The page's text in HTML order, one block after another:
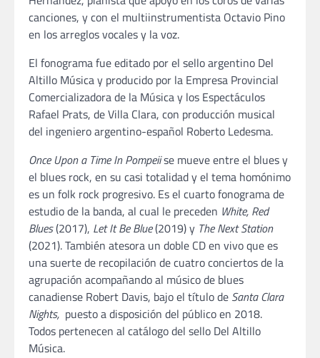
canciones, y con el multiinstrumentista Octavio Pino
en los arreglos vocales y la voz.
El fonograma fue editado por el sello argentino Del
Altillo Música y producido por la Empresa Provincial
Comercializadora de la Música y los Espectáculos
Rafael Prats, de Villa Clara, con producción musical
del ingeniero argentino-español Roberto Ledesma.
Once Upon a Time In Pompeiise mueve entre el blues y
el blues rock, en su casi totalidad y el tema homónimo
es un folk rock progresivo. Es el cuarto fonograma de
estudio de la banda, al cual le preceden White, Red
Blues(2017), Let It Be Blue(2019) y The Next Station
(2021). También atesora un doble CD en vivo que es
una suerte de recopilación de cuatro conciertos de la
agrupación acompañando al músico de blues
canadiense Robert Davis, bajo el título de Santa Clara
Nights, puesto a disposición del público en 2018.
Todos pertenecen al catálogo del sello Del Altillo
Música.